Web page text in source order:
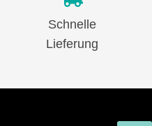
Schnelle
Lieferung